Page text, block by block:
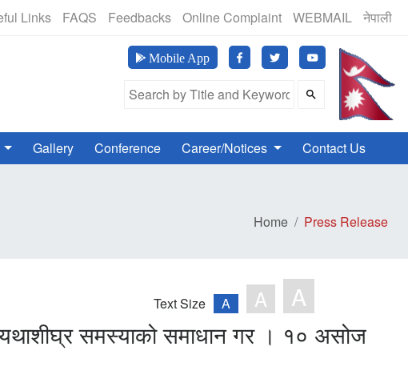
(24 Hours, 365 Days) मानव
Links FAQS Feedbacks Online Complaint WEBMAIL नेपाली
Mobile App
Search Field
Gallery Conference Career/Notices Contact Us
Home Press Release
Text Size A A A
यथाशीघ्र समस्याको समाधान गर । १० असोज